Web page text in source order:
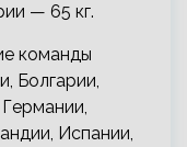
— 65 кг.
команды
Болгарии,
Испании,